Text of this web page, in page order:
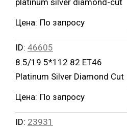
platinum silver diamond-cut
Цена: По запросу
ID: 46605
8.5/19 5*112 82 ET46
Platinum Silver Diamond Cut
Цена: По запросу
ID: 23931